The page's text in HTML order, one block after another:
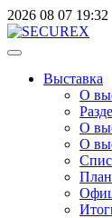
2026 08 07 19:32
Выставка
О
О
О